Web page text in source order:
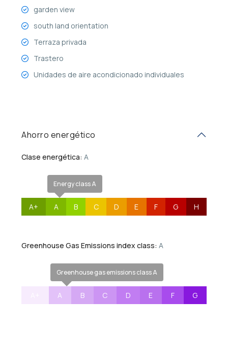
garden view
south land orientation
Terraza privada
Trastero
Unidades de aire acondicionado individuales
Ahorro energético
Clase energética: A
A+
Energy class A
A B C D E F G H
Greenhouse Gas Emissions index class: A
Greenhouse gas emissions class A
A B C D E F G